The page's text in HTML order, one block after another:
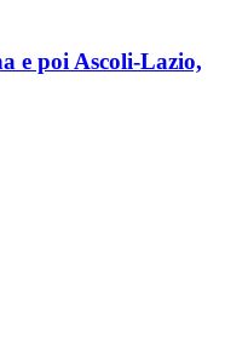
e poi Ascoli-Lazio,